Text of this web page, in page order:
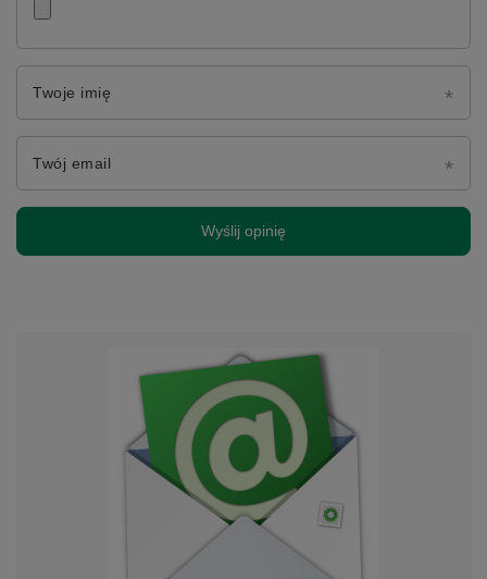
Twoje imię
Twój email
Wyślij opinię